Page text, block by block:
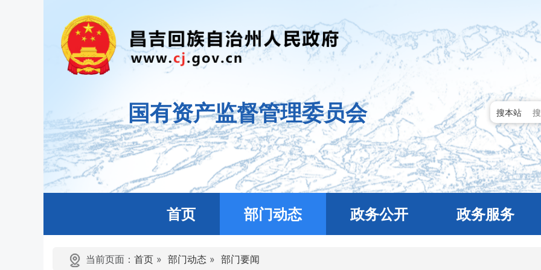
国有资产监督管理委员会 搜本站
首页 部门动态 政务公开 政务服务
当前页面： 首页 » 部门动态 » 部门要闻